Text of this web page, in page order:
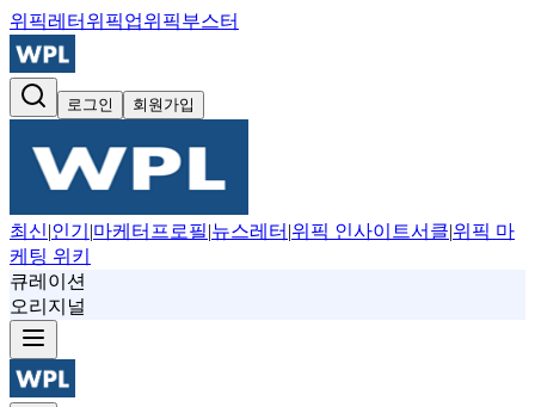
위픽레터 위픽업위픽부스터
로그인 회원가입
최신|인기 |마케터프로필|뉴스레터 |위픽 인사이트서클|위픽 마
케팅 위키
큐레이션
오리지널